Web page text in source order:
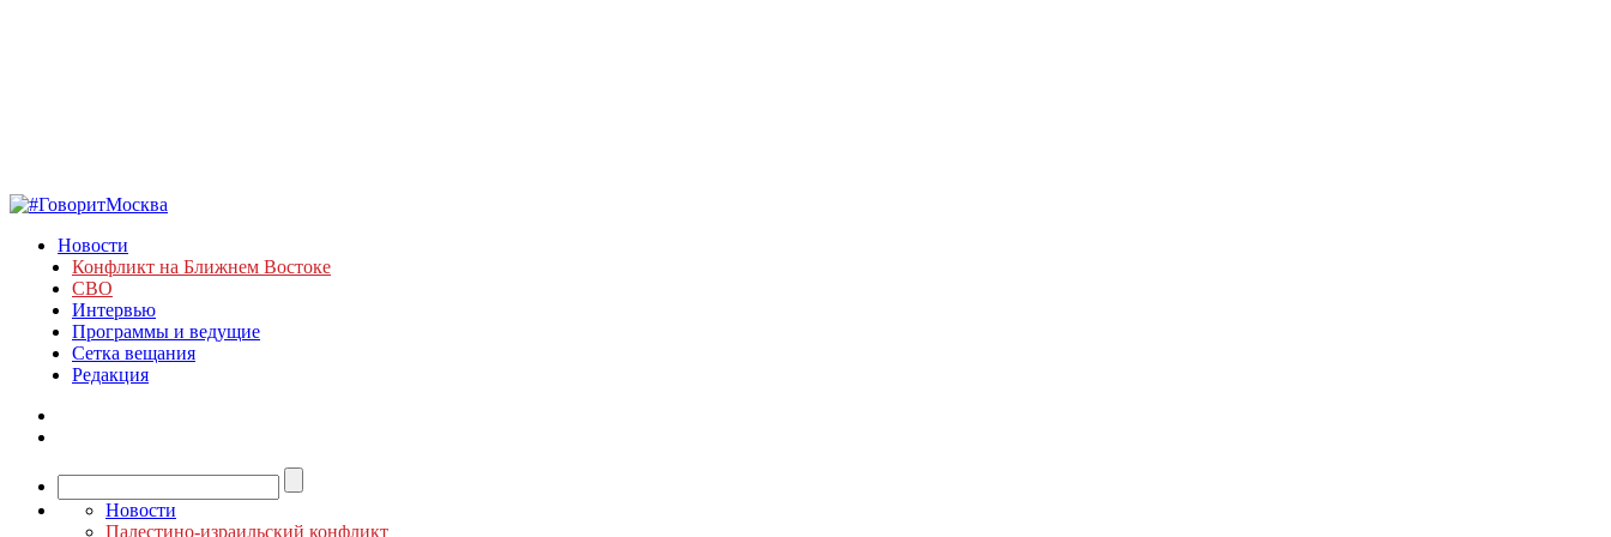
Новости
Конфликт на Ближнем Востоке
СВО
Интервью
Программы и ведущие
Сетка вещания
Редакция
Новости
Палестино-израильский конфликт